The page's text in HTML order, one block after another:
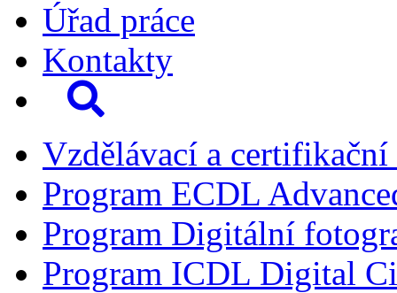
Úřad práce
Kontakty
Vzdělávací a certifikační
Program ECDL
Program Digitální
Program ICDL Digital